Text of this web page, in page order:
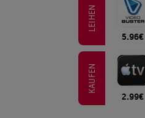
LEIHEN
5.96€
KAUFEN
2.99€